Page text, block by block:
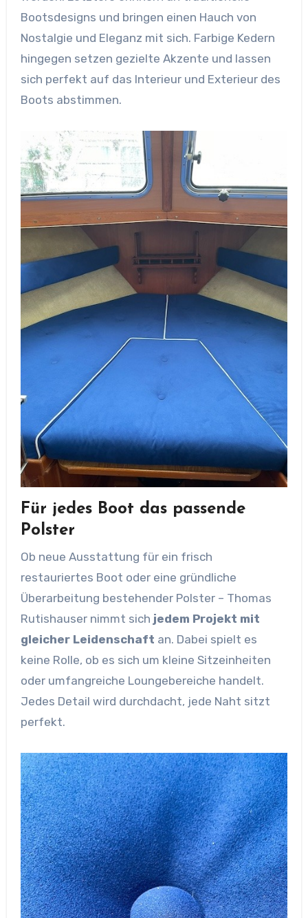
Bootsdesigns und bringen einen Hauch von
Nostalgie und Eleganz mit sich. Farbige Kedern
hingegen setzen gezielte Akzente und lassen
sich perfekt auf das Interieur und Exterieur des
Boots abstimmen.
Für jedes Boot das passende
Polster
Ob neue Ausstattung für ein frisch
restauriertes Boot oder eine gründliche
Überarbeitung bestehender Polster – Thomas
Rutishauser nimmt sich jedem Projekt mit
gleicher Leidenschaft an. Dabei spielt es
keine Rolle, ob es sich um kleine Sitzeinheiten
oder umfangreiche Loungebereiche handelt.
Jedes Detail wird durchdacht, jede Naht sitzt
perfekt.